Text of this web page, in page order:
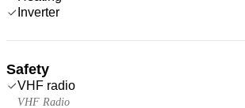
Inverter
Safety
VHF radio
VHF Radio